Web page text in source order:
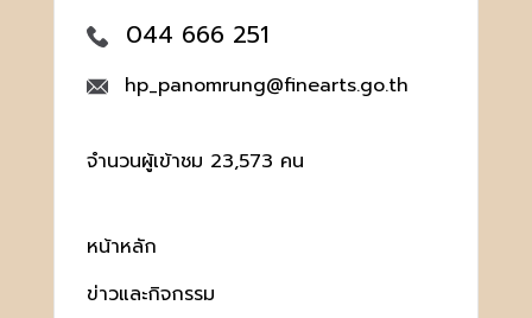
044 666 251
hp_panomrung@finearts.go.th
จำนวนผู้เข้าชม 23,573 คน
หน้าหลัก
ข่าวและกิจกรรม